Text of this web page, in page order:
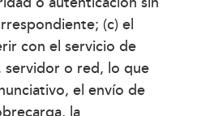
(c) el
con el servicio de
servidor o red, lo que
el envío de